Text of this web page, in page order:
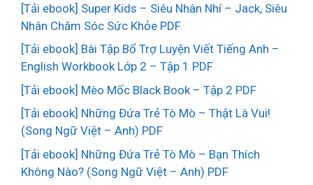
[Tải ebook] Super Kids – Siêu Nhân Nhí – Jack, Siêu
Nhân Chăm Sóc Sức Khỏe PDF
[Tải ebook] Bài Tập Bổ Trợ Luyện Viết Tiếng Anh –
English Workbook Lớp 2 – Tập 1 PDF
[Tải ebook] Mèo Mốc Black Book – Tập 2 PDF
[Tải ebook] Những Đứa Trẻ Tò Mò – Thật Là Vui!
(Song Ngữ Việt – Anh) PDF
[Tải ebook] Những Đứa Trẻ Tò Mò – Bạn Thích
Không Nào? (Song Ngữ Việt – Anh) PDF